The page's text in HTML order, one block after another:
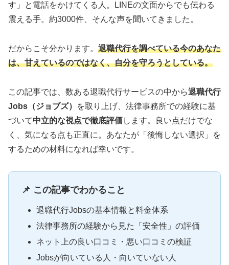
す」と電話をかけてくる人。LINEの文面からでも伝わる
震える手。約3000件、そんな声を聞いてきました。
だからこそ分かります。 退職代行を調べている今のあなた
は、甘えているのではなく、自分を守ろうとしている。
この記事では、数ある退職代行サービスの中から退職代行
Jobs（ジョブズ）
を取り上げ、法律事務所での経験に基
づいて中立的な視点で徹底評価します。良い点だけでな
く、気になる点も正直に。あなたが「後悔しない選択」を
するための材料になれば幸いです。
📌 この記事でわかること
退職代行Jobsの基本情報と料金体系
法律事務所の経験から見た「安全性」の評価
ネット上の良い口コミ・悪い口コミの検証
Jobsが向いている人・向いていない人